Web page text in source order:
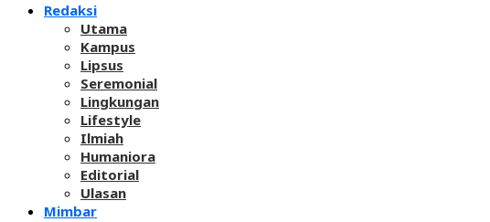
Redaksi
Utama
Kampus
Lipsus
Seremonial
Lingkungan
Lifestyle
Ilmiah
Humaniora
Editorial
Ulasan
Mimbar